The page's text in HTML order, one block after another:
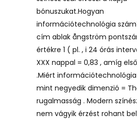
bónuszukat.Hogyan
információtechnológia
cím ablak ångström
értékre 1 ( pl. , i 24 órás
XXX nappal = 0,83 , amíg
.Miért
mint negyedik dimenzió =
rugalmasság . Modern
nem vágyik érzést rohant